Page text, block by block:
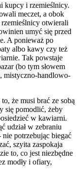
kupcy i rzemieślnicy.
meczet, a obok
otwierali
umyć się przed
A ponieważ po
albo kawy czy też
Tak powstaje
(bo tym słowem
mistyczno-handlowo-
że musi brać ze sobą
się pomodlić, żeby
w kawiarni.
udział w zebraniu
potrzebując biegać
szyita zaspokaja
to, co jest niezbędne
modły i ofiary,